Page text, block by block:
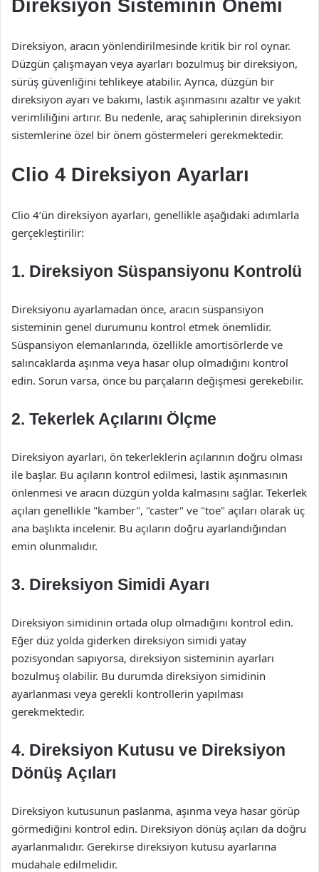
Direksiyon Sisteminin Önemi
Direksiyon, aracın yönlendirilmesinde kritik bir rol oynar.
Düzgün çalışmayan veya ayarları bozulmuş bir direksiyon,
sürüş güvenliğini tehlikeye atabilir. Ayrıca, düzgün bir
direksiyon ayarı ve bakımı, lastik aşınmasını azaltır ve yakıt
verimliliğini artırır. Bu nedenle, araç sahiplerinin direksiyon
sistemlerine özel bir önem göstermeleri gerekmektedir.
Clio 4 Direksiyon Ayarları
Clio 4’ün direksiyon ayarları, genellikle aşağıdaki adımlarla
gerçekleştirilir:
1. Direksiyon Süspansiyonu Kontrolü
Direksiyonu ayarlamadan önce, aracın süspansiyon
sisteminin genel durumunu kontrol etmek önemlidir.
Süspansiyon elemanlarında, özellikle amortisörlerde ve
salıncaklarda aşınma veya hasar olup olmadığını kontrol
edin. Sorun varsa, önce bu parçaların değişmesi gerekebilir.
2. Tekerlek Açılarını Ölçme
Direksiyon ayarları, ön tekerleklerin açılarının doğru olması
ile başlar. Bu açıların kontrol edilmesi, lastik aşınmasının
önlenmesi ve aracın düzgün yolda kalmasını sağlar. Tekerlek
açıları genellikle "kamber", "caster" ve "toe" açıları olarak üç
ana başlıkta incelenir. Bu açıların doğru ayarlandığından
emin olunmalıdır.
3. Direksiyon Simidi Ayarı
Direksiyon simidinin ortada olup olmadığını kontrol edin.
Eğer düz yolda giderken direksiyon simidi yatay
pozisyondan sapıyorsa, direksiyon sisteminin ayarları
bozulmuş olabilir. Bu durumda direksiyon simidinin
ayarlanması veya gerekli kontrollerin yapılması
gerekmektedir.
4. Direksiyon Kutusu ve Direksiyon
Dönüş Açıları
Direksiyon kutusunun paslanma, aşınma veya hasar görüp
görmediğini kontrol edin. Direksiyon dönüş açıları da doğru
ayarlanmalıdır. Gerekirse direksiyon kutusu ayarlarına
müdahale edilmelidir.